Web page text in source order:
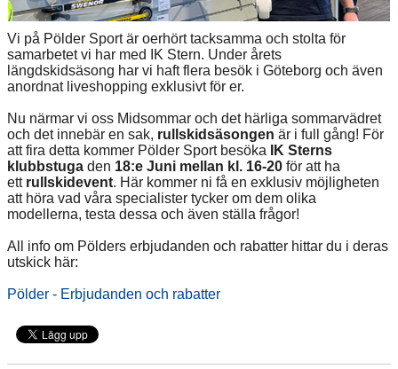
Vi på Pölder Sport är oerhört tacksamma och stolta för
samarbetet vi har med IK Stern. Under årets
längdskidsäsong har vi haft flera besök i Göteborg och även
anordnat liveshopping exklusivt för er.
Nu närmar vi oss Midsommar och det härliga sommarvädret
och det innebär en sak, rullskidsäsongen är i full gång! För
att fira detta kommer Pölder Sport besöka
IK Sterns
klubbstuga den 18:e Juni mellan kl. 16-20 för att ha
ett rullskidevent. Här kommer ni få en exklusiv möjligheten
att höra vad våra specialister tycker om dem olika
modellerna, testa dessa och även ställa frågor!
All info om Pölders erbjudanden och rabatter hittar du i deras
utskick här:
Pölder - Erbjudanden och rabatter